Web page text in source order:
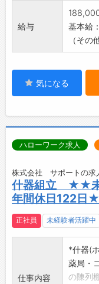
給与
基本給
（そ
気になる
ハローワーク求人
株式会社 サポートの求
什器組立 ★★未
年間休日122日
正社員 未経験者活躍中
仕事内容
*什器(
薬局・
の陳列